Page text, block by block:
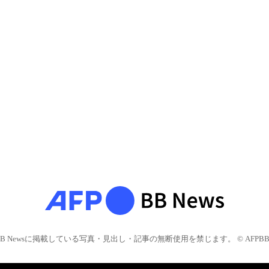
Newsに掲載している写真・見出し・記事の無断使用を禁じます。 © AFPBB